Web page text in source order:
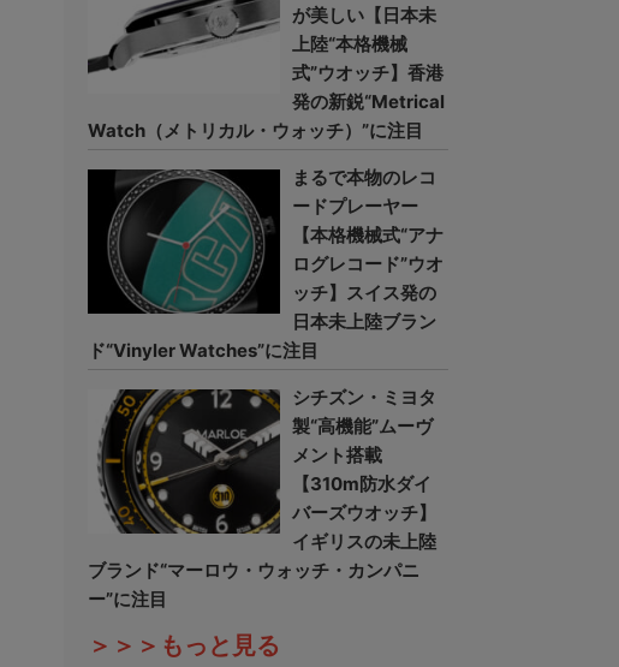
が美しい【日本未
上陸“本格機械
式”ウオッチ】香港
発の新鋭“Metrical
Watch（メトリカル・ウォッチ）”に注目
まるで本物のレコ
ードプレーヤー
【本格機械式“アナ
ログレコード”ウオ
ッチ】スイス発の
日本未上陸ブラン
ド“Vinyler Watches”に注目
シチズン・ミヨタ
製“高機能”ムーヴ
メント搭載
【310m防水ダイ
バーズウオッチ】
イギリスの未上陸
ブランド“マーロウ・ウォッチ・カンパニ
ー”に注目
＞＞＞もっと見る